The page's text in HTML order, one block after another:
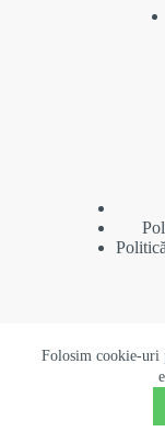
Folosim cookie-uri
Copyright © 2022 -
rezervate -